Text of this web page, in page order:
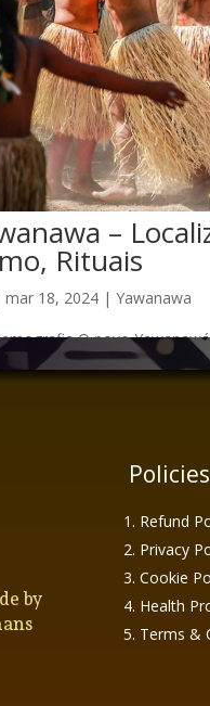
–
Rituais
mar 18, 2024 |Yawanawa
O povo
da aldeia Sete
by
Policies
Refund
Privacy
Cookie
Health
Terms &